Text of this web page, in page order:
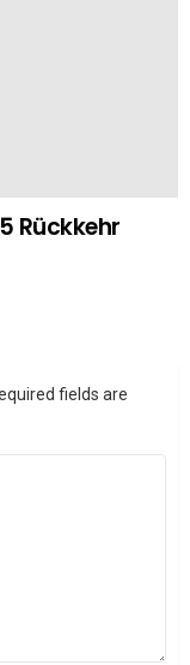
Rückkehr
fields are